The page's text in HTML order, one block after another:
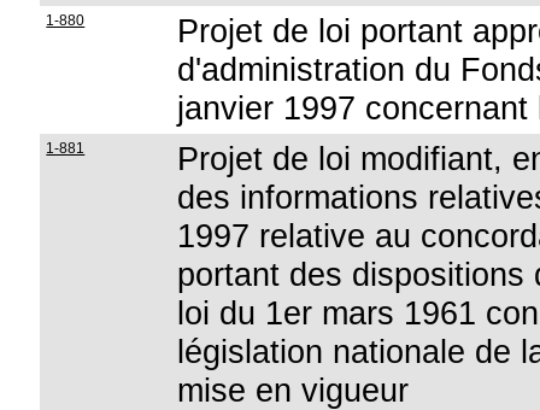
1-880
Projet de loi portant
d'administration du
janvier 1997
1-881
Projet de loi modifiant,
des informations
1997 relative au
portant des
loi du 1er mars 1961
législation nationale de
mise en vigueur